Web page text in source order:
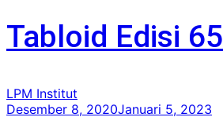
Tabloid Edisi 65
LPM Institut
Desember 8, 2020Januari 5, 2023